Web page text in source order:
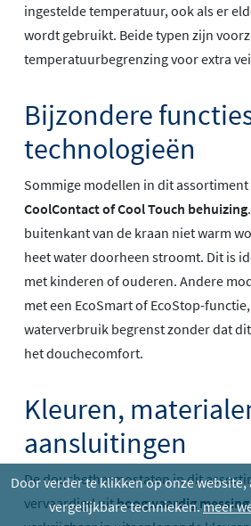
Door verder te klikken op onze website,
vergelijkbare technieken.meer
ingestelde temperatuur, ook als er
wordt gebruikt. Beide typen zijn
temperatuurbegrenzing voor extra
Bijzondere
technologieën
Sommige modellen in dit
CoolContact of Cool Touch behuizing
buitenkant van de kraan niet warm
heet water doorheen stroomt. Dit is
met kinderen of ouderen. Andere
met een EcoSmart of EcoStop-
waterverbruik begrenst zonder dat
het douchecomfort.
Kleuren,
aansluitingen
De douchethermostaten in dit
vervaardigd uithoogwaardig messing